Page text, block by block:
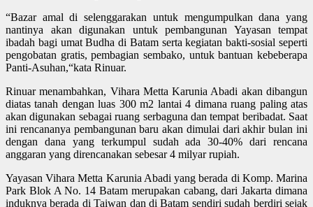
“Bazar amal di selenggarakan untuk mengumpulkan dana yang
nantinya akan digunakan untuk pembangunan Yayasan tempat
ibadah bagi umat Budha di Batam serta kegiatan bakti-sosial seperti
pengobatan gratis, pembagian sembako, untuk bantuan kebeberapa
Panti-Asuhan,“kata Rinuar.
Rinuar menambahkan, Vihara Metta Karunia Abadi akan dibangun
diatas tanah dengan luas 300 m2 lantai 4 dimana ruang paling atas
akan digunakan sebagai ruang serbaguna dan tempat beribadat. Saat
ini rencananya pembangunan baru akan dimulai dari akhir bulan ini
dengan dana yang terkumpul sudah ada 30-40% dari rencana
anggaran yang direncanakan sebesar 4 milyar rupiah.
Yayasan Vihara Metta Karunia Abadi yang berada di Komp. Marina
Park Blok A No. 14 Batam merupakan cabang, dari Jakarta dimana
induknya berada di Taiwan dan di Batam sendiri sudah berdiri sejak